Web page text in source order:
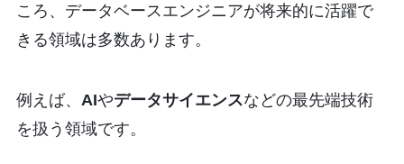
ころ、データベースエンジニアが将来的に活躍で
きる領域は多数あります。
例えば、 AIやデータサイエンスなどの最先端技術
を扱う領域です。